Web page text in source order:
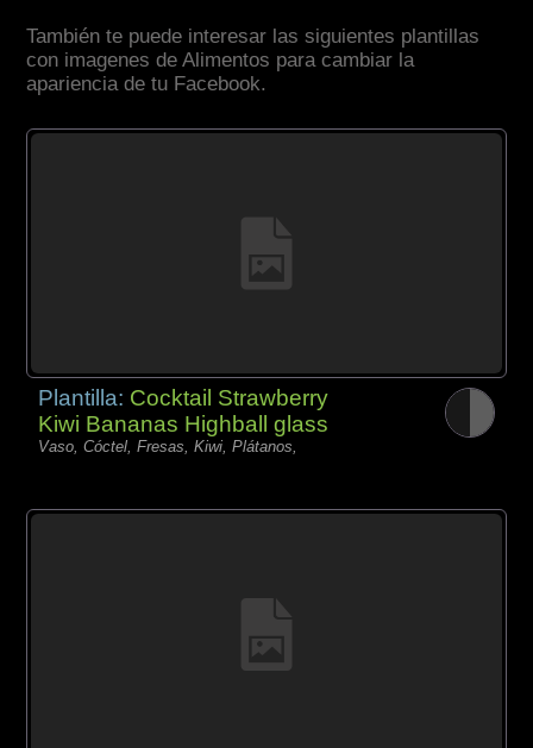
También te puede interesar las siguientes plantillas
con imagenes de Alimentos para cambiar la
apariencia de tu Facebook.
Plantilla: Cocktail Strawberry
Kiwi Bananas Highball glass
Vaso, Cóctel, Fresas, Kiwi, Plátanos,